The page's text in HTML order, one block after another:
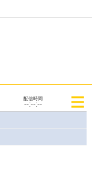
配信時間
--:--:--